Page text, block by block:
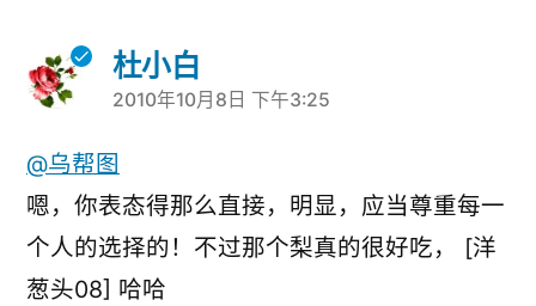
杜小白
说：
2010年10月8日 下午3:25
@乌帮图
嗯，你表态得那么直接，明显，应当尊重每一
个人的选择的！不过那个梨真的很好吃， [洋
葱头08] 哈哈